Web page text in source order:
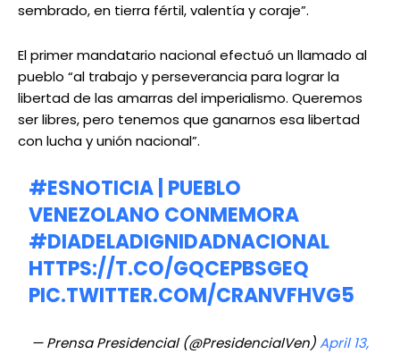
sembrado, en tierra fértil, valentía y coraje”.
El primer mandatario nacional efectuó un llamado al
pueblo “al trabajo y perseverancia para lograr la
libertad de las amarras del imperialismo. Queremos
ser libres, pero tenemos que ganarnos esa libertad
con lucha y unión nacional”.
#ESNOTICIA | PUEBLO
VENEZOLANO CONMEMORA
#DIADELADIGNIDADNACIONAL
HTTPS://T.CO/GQCEPBSGEQ
PIC.TWITTER.COM/CRANVFHVG5
— Prensa Presidencial (@PresidencialVen)April 13,